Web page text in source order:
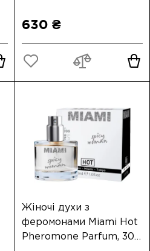
630 ₴
Жіночі духи з
феромонами Miami Hot
Pheromone Parfum, 30